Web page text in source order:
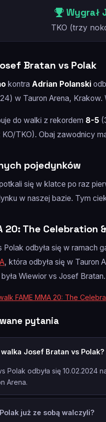
Wygrał
TKO (trzy
Bratan vs Polak
kontra Adrian Polanski
w Tauron Arena,
do walki z rekordem 8-5
TKO). Obaj zawodnicy
pojedynków
się w klatce po raz
w naszej bazie. Tym
20: The Celebration
odbyła się w ramach
, która odbyła się w Tauron
Wiewior vs Josef Bratan.
FAME MMA 20: The
pytania
Josef Bratan vs Polak?
Polak odbyła się 10.02.2024
Arena.
już ze sobą walczyli?